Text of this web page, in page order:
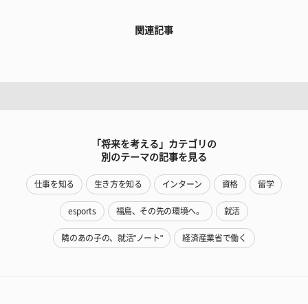
関連記事
「将来を考える」カテゴリの
別のテーマの記事を見る
仕事を知る 生き方を知る インターン 資格 留学
esports 福島、その先の環境へ。 就活
隣のあの子の、就活"ノート" 経済産業省で働く